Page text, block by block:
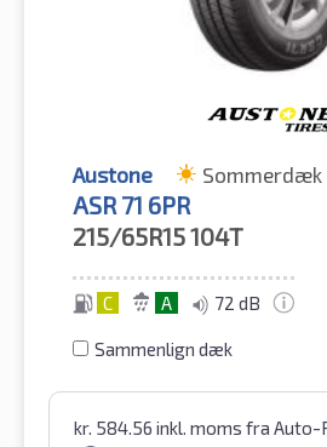
Austone Sommerdæk
ASR 71 6PR
215/65R15104T
C A 72 dB
Sammenlign dæk
kr. 584.56 inkl. moms fra Auto-